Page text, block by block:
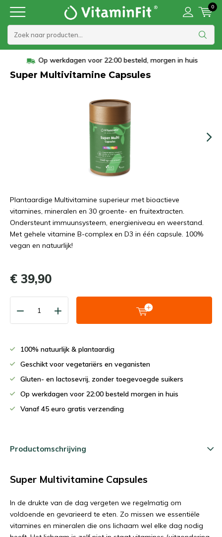
0
Op werkdagen voor 22:00 besteld, morgen in huis
Super Multivitamine Capsules
Plantaardige Multivitamine superieur met bioactieve
vitamines, mineralen en 30 groente- en fruitextracten.
Ondersteunt immuunsysteem, energieniveau en weerstand.
Met gehele vitamine B-complex en D3 in één capsule. 100%
vegan en natuurlijk!
€ 39,90
100% natuurlijk & plantaardig
Geschikt voor vegetariërs en veganisten
Gluten- en lactosevrij, zonder toegevoegde suikers
Op werkdagen voor 22:00 besteld morgen in huis
Vanaf 45 euro gratis verzending
Productomschrijving
Super Multivitamine Capsules
In de drukte van de dag vergeten we regelmatig om
voldoende en gevarieerd te eten. Zo missen we essentiële
vitamines en mineralen die ons lichaam wel elke dag nodig